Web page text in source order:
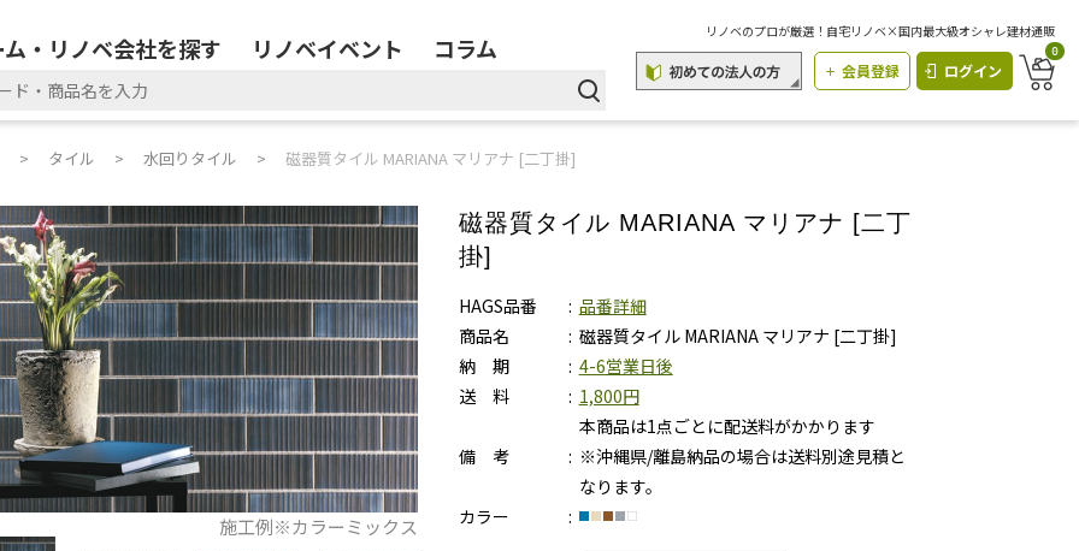
・リノベ会社を探す リノベイベント コラム
リノベのプロが厳選！自宅リノベ×国内最大級オシャレ建材通販
会員登録 ログイン
0
タイル 水回りタイル 磁器質タイル MARIANA マリアナ [二丁掛]
施工例※カラーミックス
磁器質タイル MARIANA マリアナ [二丁
掛]
HAGS品番
品番詳細
商品名
磁器質タイル MARIANA マリアナ [二丁掛]
納 期
4-6営業日後
送 料
1,800円
本商品は1点ごとに配送料がかかります
備 考
※沖縄県/離島納品の場合は送料別途見積と
なります。
カラー